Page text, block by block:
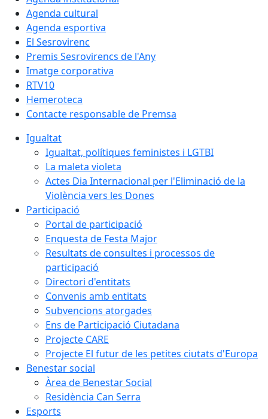
Agenda cultural
Agenda esportiva
El Sesrovirenc
Premis Sesrovirencs de l'Any
Imatge corporativa
RTV10
Hemeroteca
Contacte responsable de Premsa
Igualtat
Igualtat, polítiques feministes i LGTBI
La maleta violeta
Actes Dia Internacional per l'Eliminació de la
Violència vers les Dones
Participació
Portal de participació
Enquesta de Festa Major
Resultats de consultes i processos de
participació
Directori d'entitats
Convenis amb entitats
Subvencions atorgades
Ens de Participació Ciutadana
Projecte CARE
Projecte El futur de les petites ciutats d'Europa
Benestar social
Àrea de Benestar Social
Residència Can Serra
Esports